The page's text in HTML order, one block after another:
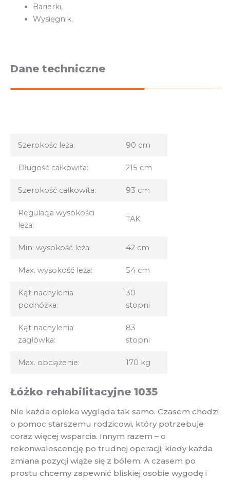
Barierki,
Wysięgnik.
Dane techniczne
Szerokośc leża: 90 cm
Długość całkowita: 215 cm
Szerokość całkowita: 93 cm
Regulacja wysokości
leża:
TAK
Min. wysokość leża: 42 cm
Max. wysokość leża: 54 cm
Kąt nachylenia
podnóżka:
30
stopni
Kąt nachylenia
zagłówka:
83
stopni
Max. obciążenie: 170 kg
Łóżko rehabilitacyjne 1035
Nie każda opieka wygląda tak samo. Czasem chodzi
o pomoc starszemu rodzicowi, który potrzebuje
coraz więcej wsparcia. Innym razem – o
rekonwalescencję po trudnej operacji, kiedy każda
zmiana pozycji wiąże się z bólem. A czasem po
prostu chcemy zapewnić bliskiej osobie wygodę i